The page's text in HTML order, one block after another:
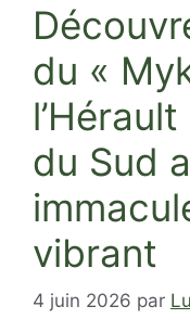
du «
du Sud
vibrant
4 juin 2026 par